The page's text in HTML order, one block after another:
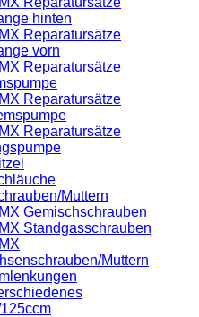
hinten
Reparatursätze
vorn
Reparatursätze
Reparatursätze
Reparatursätze
Muttern
Gemischschrauben
Standgasschrauben
Muttern